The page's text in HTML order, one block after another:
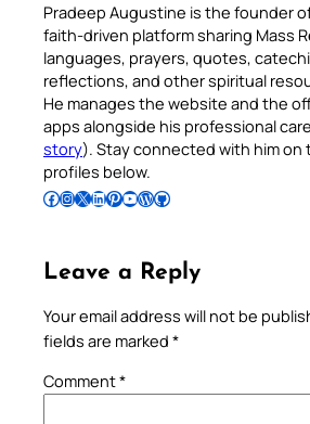
Pradeep Augustine is the founder
faith-driven platform sharing Mass
languages, prayers, quotes,
reflections, and other spiritual
He manages the website and the
apps alongside his professional
story). Stay connected with him on
profiles below.
Follow Pradeep on Facebook Follow Pradeep on InstagramFollow Pradeep on X Follow Pradeep on LinkedIn Follow Pradeep on Pinterest Subscribe to Pradeep’s Youtube Channel Follow Pradeep on WordPress Follow Pradeep on GitHub
Leave a Reply
Your email address will not be
fields are marked *
Comment*